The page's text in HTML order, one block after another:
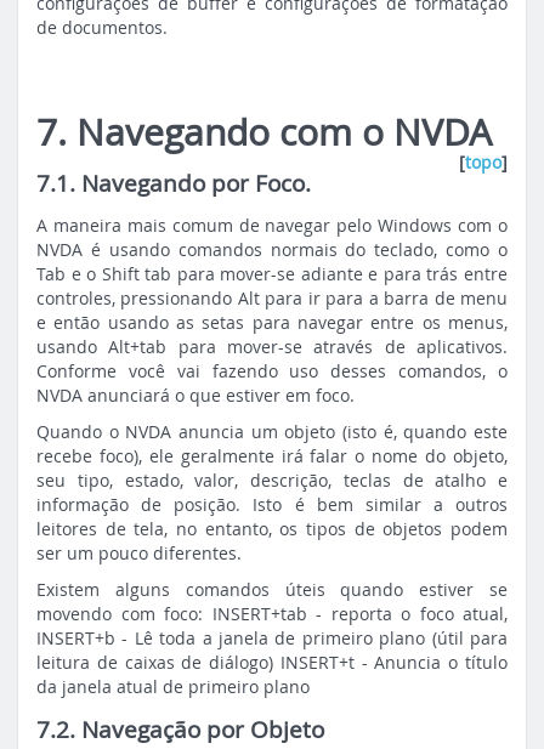
de documentos.
7. Navegando com o NVDA
[topo]
7.1. Navegando por Foco.
A maneira mais comum de navegar pelo Windows com o
NVDA é usando comandos normais do teclado, como o
Tab e o Shift tab para mover-se adiante e para trás entre
controles, pressionando Alt para ir para a barra de menu
e então usando as setas para navegar entre os menus,
usando Alt+tab para mover-se através de aplicativos.
Conforme você vai fazendo uso desses comandos, o
NVDA anunciará o que estiver em foco.
Quando o NVDA anuncia um objeto (isto é, quando este
recebe foco), ele geralmente irá falar o nome do objeto,
seu tipo, estado, valor, descrição, teclas de atalho e
informação de posição. Isto é bem similar a outros
leitores de tela, no entanto, os tipos de objetos podem
ser um pouco diferentes.
Existem alguns comandos úteis quando estiver se
movendo com foco: INSERT+tab - reporta o foco atual,
INSERT+b - Lê toda a janela de primeiro plano (útil para
leitura de caixas de diálogo) INSERT+t - Anuncia o título
da janela atual de primeiro plano
7.2. Navegação por Objeto